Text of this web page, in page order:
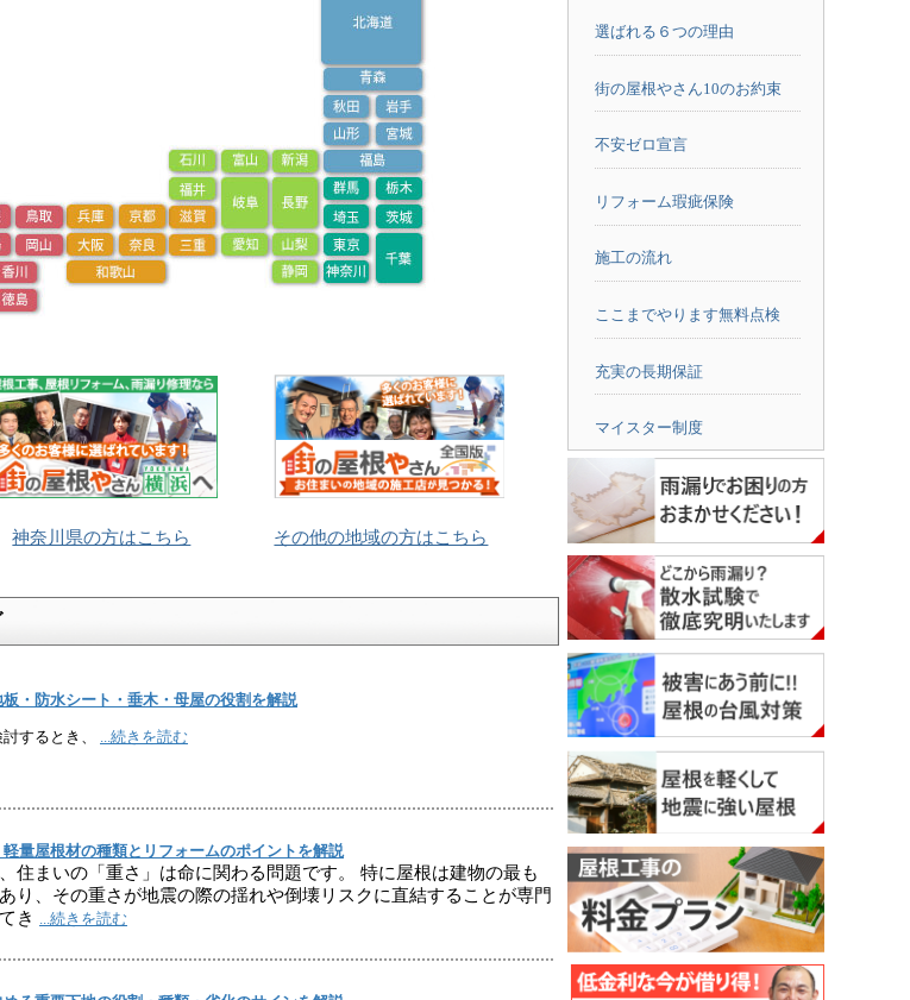
神奈川県の方はこちら その他の地域の方はこちら
・防水シート・垂木・母屋の役割を解説
するとき、 ...続きを読む
量屋根材の種類とリフォームのポイントを解説
住まいの「重さ」は命に関わる問題です。 特に屋根は建物の最も
り、その重さが地震の際の揺れや倒壊リスクに直結することが専門
き ...続きを読む
選ばれる６つの理由
街の屋根やさん10のお約束
不安ゼロ宣言
リフォーム瑕疵保険
施工の流れ
ここまでやります無料点検
充実の長期保証
マイスター制度